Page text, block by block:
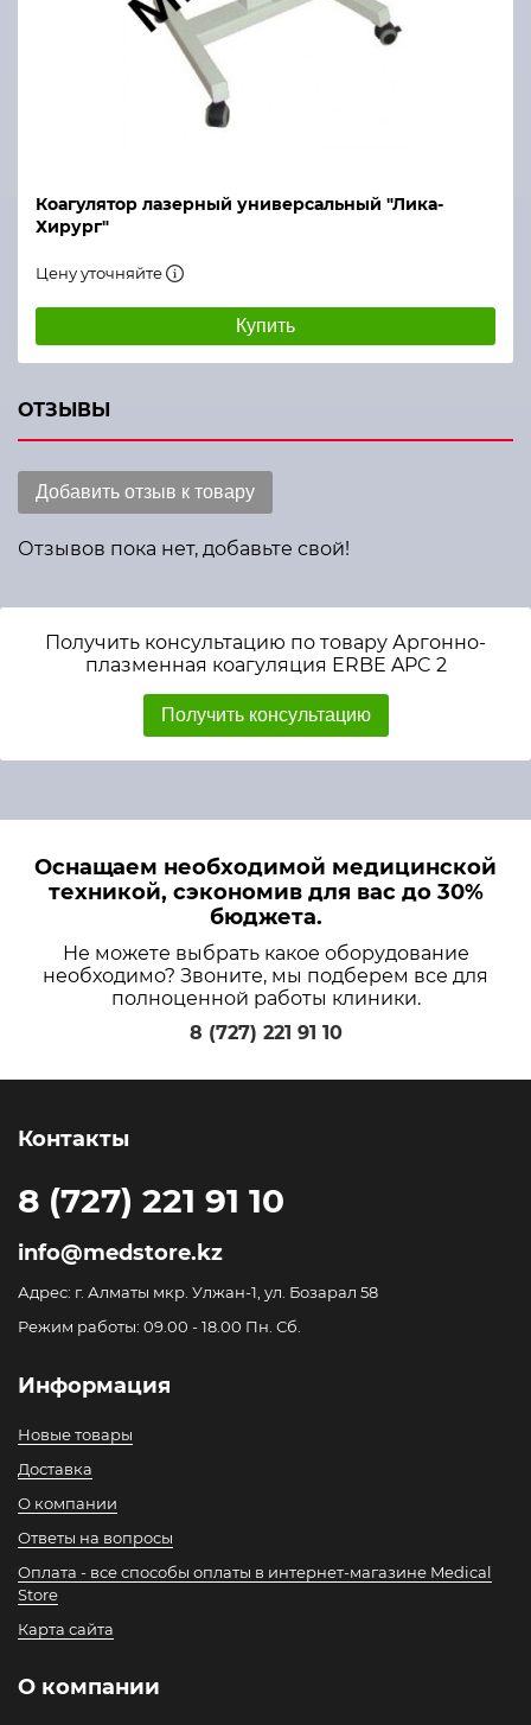
Коагулятор лазерный универсальный "Лика-
Хирург"
Цену уточняйте
Купить
ОТЗЫВЫ
Добавить отзыв к товару
Отзывов пока нет, добавьте свой!
Получить консультацию по товару Аргонно-
плазменная коагуляция ERBE APC 2
Получить консультацию
Оснащаем необходимой медицинской
техникой, сэкономив для вас до 30%
бюджета.
Не можете выбрать какое оборудование
необходимо? Звоните, мы подберем все для
полноценной работы клиники.
8 (727) 221 91 10
Контакты
8 (727) 221 91 10
info@medstore.kz
Адрес: г. Алматы мкр. Улжан-1, ул. Бозарал 58
Режим работы: 09.00 - 18.00 Пн. Сб.
Информация
Новые товары
Доставка
О компании
Ответы на вопросы
Оплата - все способы оплаты в интернет-магазине Medical
Store
Карта сайта
О компании